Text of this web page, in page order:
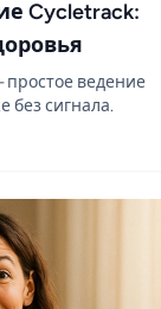
Cycletrack:
ведение
без сигнала.